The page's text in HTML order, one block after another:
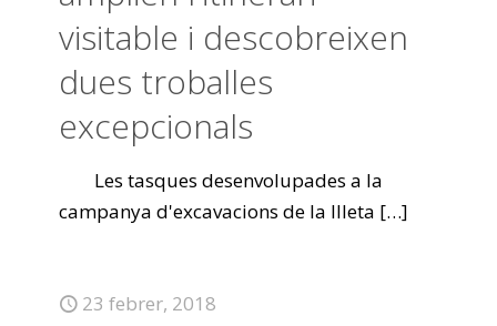
visitable i descobreixen
dues troballes
excepcionals
Les tasques desenvolupades a la
campanya d'excavacions de la Illeta […]
23 febrer, 2018